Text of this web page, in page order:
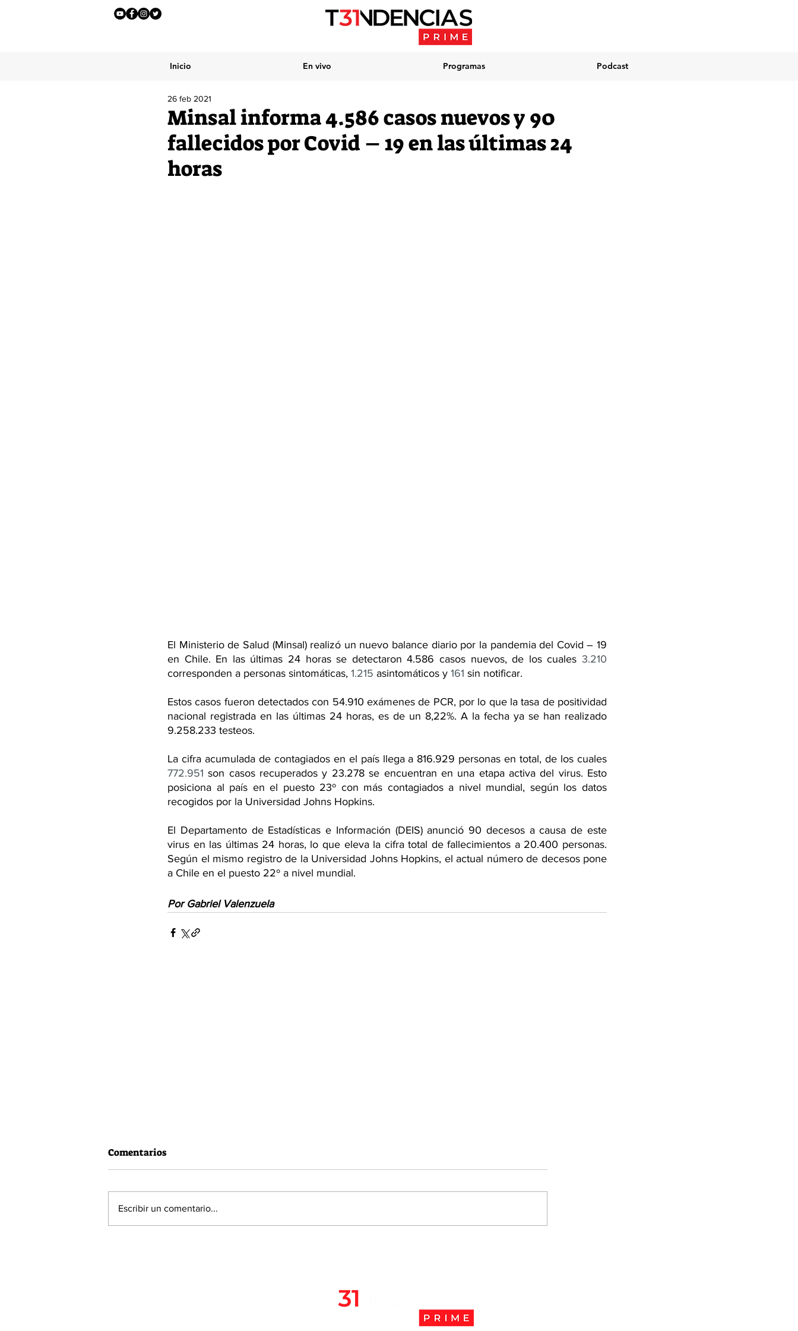
Inicio En vivo Programas Podcast
Minsal informa 4.586 casos nuevos y 90
fallecidos por Covid – 19 en las últimas 24
horas
26 feb 2021
El Ministerio de Salud (Minsal) realizó un nuevo balance diario por la pandemia del Covid – 19
en Chile. En las últimas 24 horas se detectaron 4.586 casos nuevos, de los cuales 3.210
corresponden a personas sintomáticas, 1.215 asintomáticos y 161 sin notificar.
Estos casos fueron detectados con 54.910 exámenes de PCR, por lo que la tasa de positividad
nacional registrada en las últimas 24 horas, es de un 8,22%. A la fecha ya se han realizado
9.258.233 testeos.
772.951 son casos recuperados y 23.278 se encuentran en una etapa activa del virus. Esto
posiciona al país en el puesto 23º con más contagiados a nivel mundial, según los datos
recogidos por la Universidad Johns Hopkins.
El Departamento de Estadísticas e Información (DEIS) anunció 90 decesos a causa de este
virus en las últimas 24 horas, lo que eleva la cifra total de fallecimientos a 20.400 personas.
Según el mismo registro de la Universidad Johns Hopkins, el actual número de decesos pone
a Chile en el puesto 22º a nivel mundial.
Por Gabriel Valenzuela
Comentarios
Escribir un comentario...